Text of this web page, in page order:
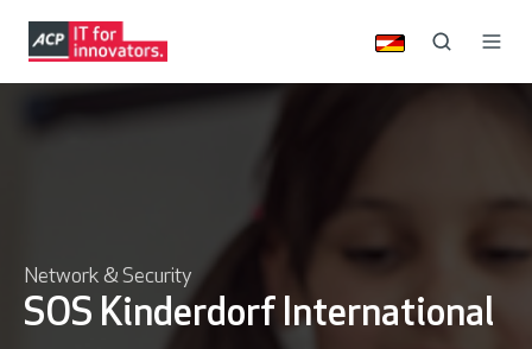
Network & Security
SOS Kinderdorf International